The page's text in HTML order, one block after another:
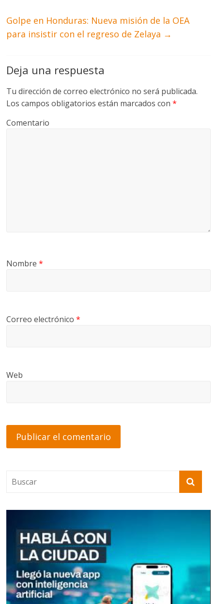
Golpe en Honduras: Nueva misión de la OEA
para insistir con el regreso de Zelaya →
Deja una respuesta
Tu dirección de correo electrónico no será publicada.
Los campos obligatorios están marcados con*
Comentario
Nombre*
Correo electrónico*
Web